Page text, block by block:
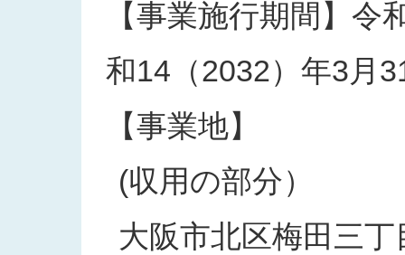
【事業施行期間】
和14（2032）年3月
【事業地】
(収用の部分）
大阪市北区梅田三